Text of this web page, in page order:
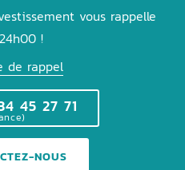
vous rappelle
!
de rappel
45 27 71
NOUS